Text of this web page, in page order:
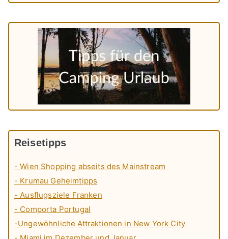
Reisetipps
- Wien Shopping abseits des Mainstream
- Krumau Geheimtipps
- Ausflugsziele Franken
- Comporta Portugal
-Ungewöhnliche Attraktionen in New York City